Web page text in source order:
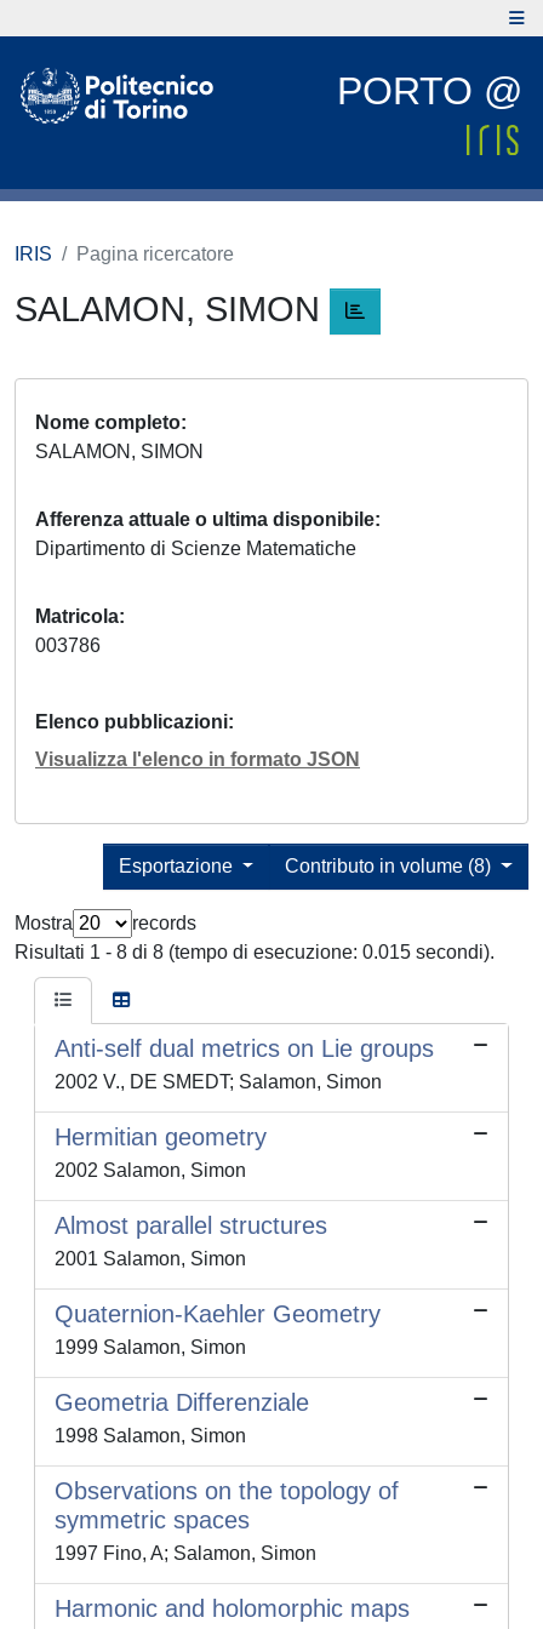
PORTO @
IRIS Pagina ricercatore
SALAMON, SIMON
Nome completo
SALAMON, SIMON
Afferenza attuale o ultima disponibile
Dipartimento di Scienze Matematiche
Matricola
003786
Elenco pubblicazioni
Visualizza l'elenco in formato JSON
Contributo in volume (8)
Esportazione
Mostra
records
Risultati 1 - 8 di 8 (tempo di esecuzione: 0.015 secondi).
Anti-self dual metrics on Lie groups
2002 V., DE SMEDT; Salamon, Simon
Hermitian geometry
2002 Salamon, Simon
Almost parallel structures
2001 Salamon, Simon
Quaternion-Kaehler Geometry
1999 Salamon, Simon
Geometria Differenziale
1998 Salamon, Simon
Observations on the topology of
symmetric spaces
1997 Fino, A; Salamon, Simon
Harmonic and holomorphic maps